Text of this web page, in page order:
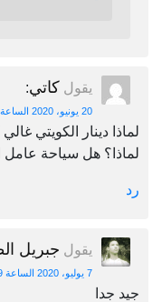
يقول كاتي:
20 يونيو، 2020 الساعة 5:20 م
لماذا دينار الكويتي
لماذا؟ هل سياحة عامل
رد
يقول جبريل
7 يوليو، 2020 الساعة 3:19 ص
جيد جدا